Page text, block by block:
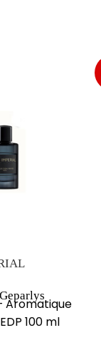
Geparlys
Aromatique
100 ml